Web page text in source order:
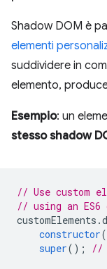
Shadow DOM è
elementi
suddividere in
elemento,
Esempio: un
stesso shadow
// Use custom
// using an
customElements .
constructor
super(); //